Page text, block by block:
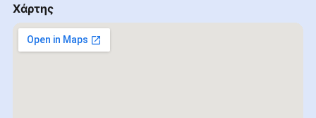
Χάρτης